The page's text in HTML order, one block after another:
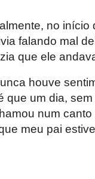
no
falando mal
que ele
houve
que um dia,
num
meu pai